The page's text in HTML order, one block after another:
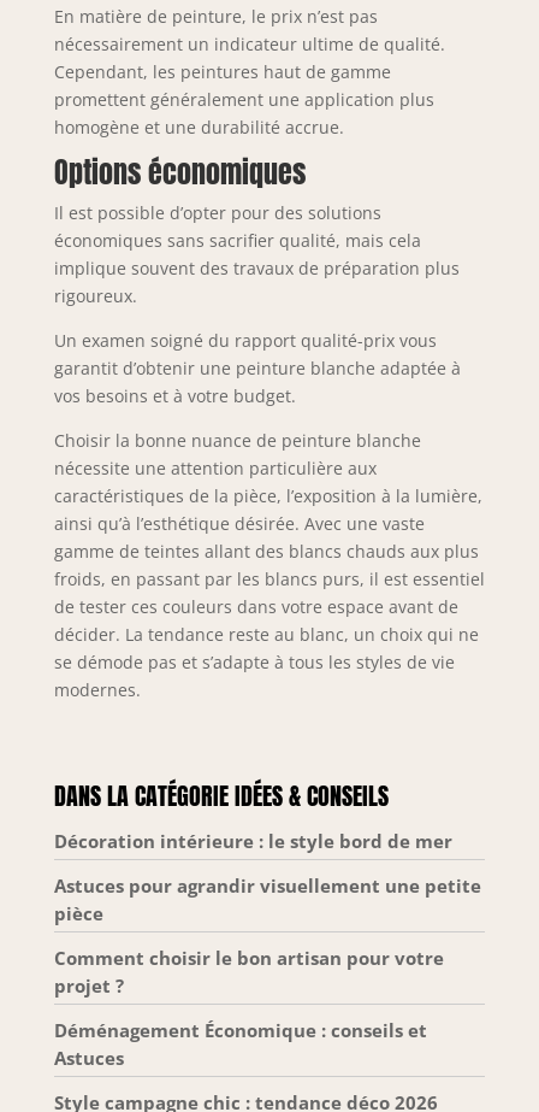
En matière de peinture, le prix n’est pas
nécessairement un indicateur ultime de qualité.
Cependant, les peintures haut de gamme
promettent généralement une application plus
homogène et une durabilité accrue.
Options économiques
Il est possible d’opter pour des solutions
économiques sans sacrifier qualité, mais cela
implique souvent des travaux de préparation plus
rigoureux.
Un examen soigné du rapport qualité-prix vous
garantit d’obtenir une peinture blanche adaptée à
vos besoins et à votre budget.
Choisir la bonne nuance de peinture blanche
nécessite une attention particulière aux
caractéristiques de la pièce, l’exposition à la lumière,
ainsi qu’à l’esthétique désirée. Avec une vaste
gamme de teintes allant des blancs chauds aux plus
froids, en passant par les blancs purs, il est essentiel
de tester ces couleurs dans votre espace avant de
décider. La tendance reste au blanc, un choix qui ne
se démode pas et s’adapte à tous les styles de vie
modernes.
DANS LA CATÉGORIE IDÉES & CONSEILS
Décoration intérieure : le style bord de mer
Astuces pour agrandir visuellement une petite
pièce
Comment choisir le bon artisan pour votre
projet ?
Déménagement Économique : conseils et
Astuces
Style campagne chic : tendance déco 2026